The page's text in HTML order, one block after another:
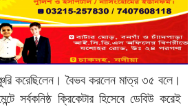
করেছিলেন। বৈভব করলেন মাত্র ৩৫ বলে।
সর্বকনিষ্ঠ ক্রিকেটার হিসেবে ডেবিউ করেই